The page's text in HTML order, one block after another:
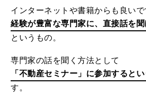
家や庭が広いメ
固定資産税を減ら
2020.10.01
MEホールディン
買における特徴
インターネットや書籍からも良いで
経験が豊富な専門家に、直接話を
というもの。
専門家の話を聞く方法として
「不動産セミナー」に参加すると
す。